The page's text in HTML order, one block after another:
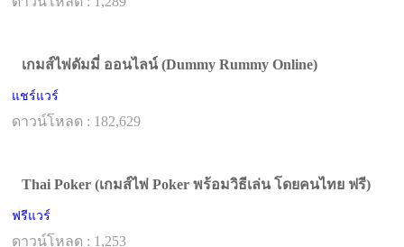
เกมส์ไพ่ดัมมี่ ออนไลน์ (Dummy Rummy Online)
แชร์แวร์
ดาวน์โหลด : 182,629
Thai Poker (เกมส์ไพ่ Poker พร้อมวิธีเล่น โดยคนไทย ฟรี)
ฟรีแวร์
ดาวน์โหลด : 1,253